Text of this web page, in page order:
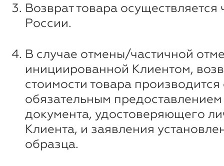
Возврат товара осуществляется
России.
В случае отмены/частичной
инициированной Клиентом,
стоимости товара производится
обязательным
документа, удостоверяющего
Клиента, и заявления
образца.